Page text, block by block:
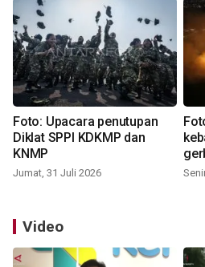
Foto: Upacara penutupan
Diklat SPPI KDKMP dan
KNMP
Jumat, 31 Juli 2026
Video